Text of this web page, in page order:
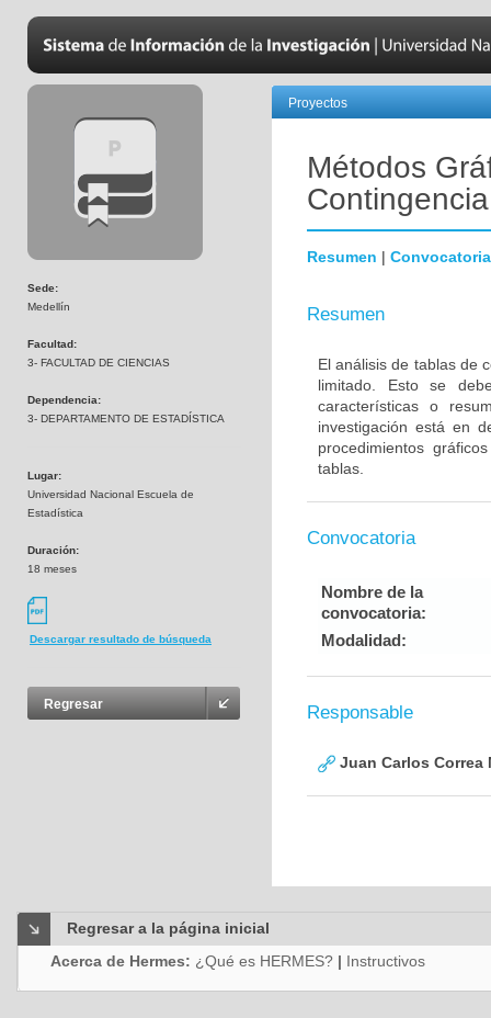
Sede:
Medellín
Facultad:
3- FACULTAD DE CIENCIAS
Dependencia:
3- DEPARTAMENTO DE ESTADÍSTICA
Lugar:
Universidad Nacional Escuela de
Estadística
Duración:
18 meses
Descargar resultado de búsqueda
Regresar
Proyectos
Métodos
Contingencia
Resumen | Convocatoria
Resumen
El análisis de tablas de
limitado. Esto se
características o
investigación está en
procedimientos
tablas.
Convocatoria
Nombre de la
convocatoria:
Modalidad:
Responsable
Juan Carlos Correa
Regresar a la página inicial
Acerca de Hermes: ¿Qué es HERMES? | Instructivos